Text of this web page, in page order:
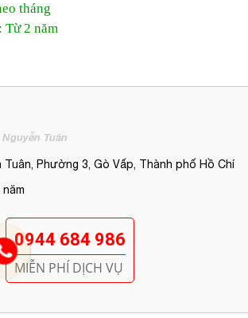
tháng
Từ 2 năm
Nguyễn Tuân
Tuân, Phường 3, Gò Vấp, Thành phố Hồ Chí
0944 684 986
MIỄN PHÍ DỊCH VỤ